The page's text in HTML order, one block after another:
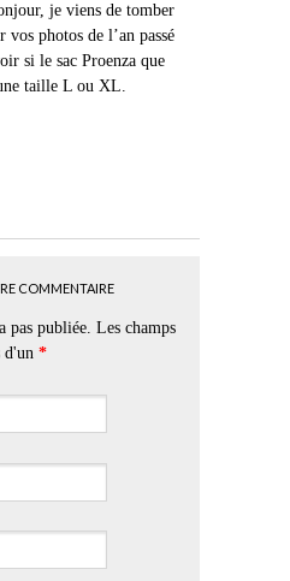
je viens de tomber
vos photos de l’an passé
si le sac Proenza que
taille L ou XL.
COMMENTAIRE
pas publiée. Les champs
d'un *